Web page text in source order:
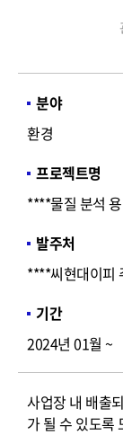
분야
환경
프로젝트명
****물질 분석
발주처
****씨현대이피
기간
2024년 01월 ~
사업장 내 배출
가 될 수 있도록